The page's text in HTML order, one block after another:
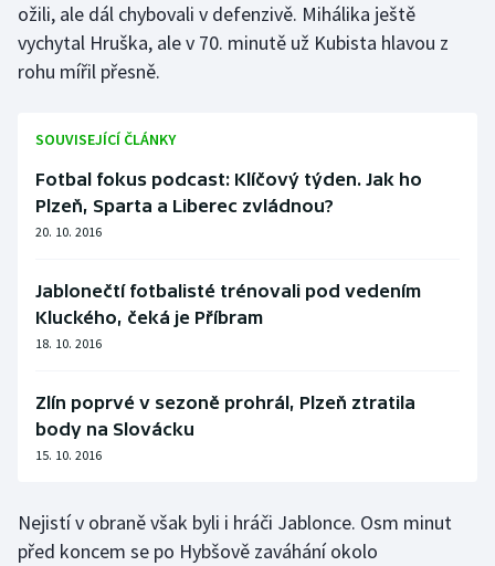
Motorsport
Olympijské hry
Parasport
Plavání
Ragby
Rychlobruslení
Rychlostní kanoistika
Short track
Sportovní střelba
ožili, ale dál chybovali v defenzivě. Mihálika ještě
vychytal Hruška, ale v 70. minutě už Kubista hlavou z
rohu mířil přesně.
SOUVISEJÍCÍ ČLÁNKY
Fotbal fokus podcast: Klíčový týden. Jak ho
Plzeň, Sparta a Liberec zvládnou?
20. 10. 2016
Jablonečtí fotbalisté trénovali pod vedením
Kluckého, čeká je Příbram
18. 10. 2016
Zlín poprvé v sezoně prohrál, Plzeň ztratila
body na Slovácku
15. 10. 2016
Nejistí v obraně však byli i hráči Jablonce. Osm minut
před koncem se po Hybšově zaváhání okolo